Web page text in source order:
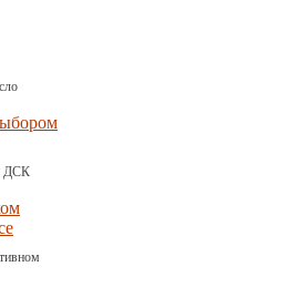
ДСК